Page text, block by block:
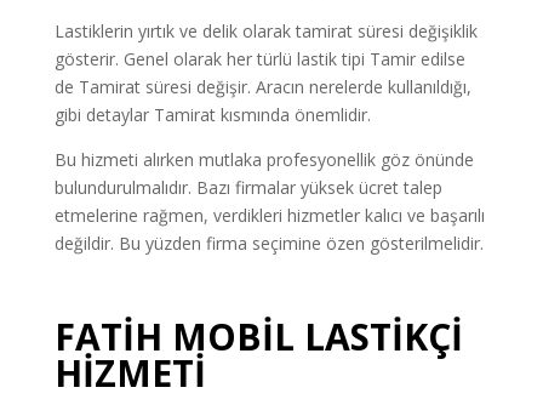
Lastiklerin yırtık ve delik olarak tamirat süresi değişiklik
gösterir. Genel olarak her türlü lastik tipi Tamir edilse
de Tamirat süresi değişir. Aracın nerelerde kullanıldığı,
gibi detaylar Tamirat kısmında önemlidir.
Bu hizmeti alırken mutlaka profesyonellik göz önünde
bulundurulmalıdır. Bazı firmalar yüksek ücret talep
etmelerine rağmen, verdikleri hizmetler kalıcı ve başarılı
değildir. Bu yüzden firma seçimine özen gösterilmelidir.
FATİH MOBİL LASTİKÇİ
HİZMETİ